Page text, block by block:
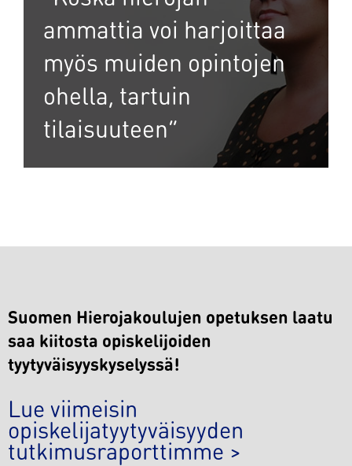
ammattia voi harjoittaa
myös muiden opintojen
ohella, tartuin
tilaisuuteen”
Suomen Hierojakoulujen opetuksen laatu
saa kiitosta opiskelijoiden
tyytyväisyyskyselyssä!
Lue viimeisin
opiskelijatyytyväisyyden
tutkimusraporttimme >